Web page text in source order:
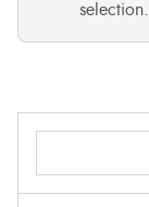
selection.
for: